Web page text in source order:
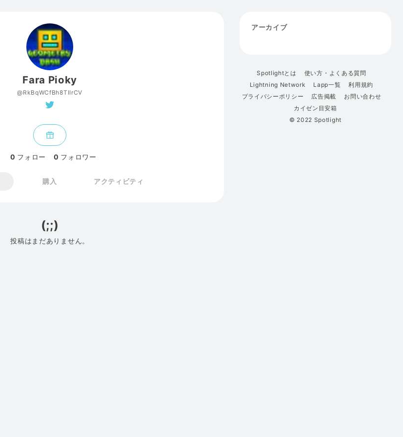
Fara Pioky
@RkBqWCfBh8TIIrCV
0 フォロー 0 フォロワー
購入 アクティビティ
(;;)
投稿はまだありません。
アーカイブ
Spotlightとは
使い方・よくある質問
Lightning Network
Lapp一覧
利用規約
プライバシーポリシー
広告掲載
お問い合わせ
カイゼン目安箱
© 2022 Spotlight